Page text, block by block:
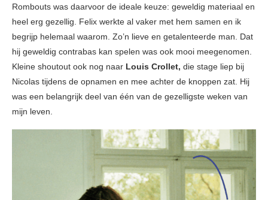
Rombouts was daarvoor de ideale keuze: geweldig materiaal en
heel erg gezellig. Felix werkte al vaker met hem samen en ik
begrijp helemaal waarom. Zo’n lieve en getalenteerde man. Dat
hij geweldig contrabas kan spelen was ook mooi meegenomen.
Kleine shoutout ook nog naar Louis Crollet, die stage liep bij
Nicolas tijdens de opnamen en mee achter de knoppen zat. Hij
was een belangrijk deel van één van de gezelligste weken van
mijn leven.